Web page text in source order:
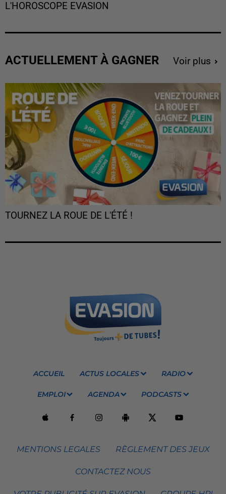
L'HOROSCOPE EVASION
ACTUELLEMENT À GAGNER Voir plus
TOURNEZ LA ROUE DE L'ÉTÉ !
ACCUEIL ACTUS LOCALES RADIO
EMPLOI AGENDA PODCASTS
MENTIONS LEGALES RÈGLEMENT DES JEUX
CONTACTEZ NOUS